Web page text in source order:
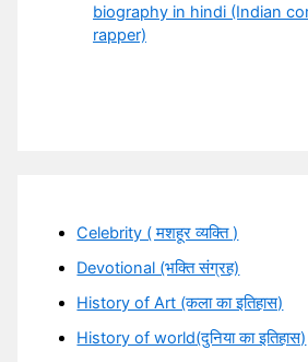
biography in hindi (Indian
rapper)
Celebrity ( मशहूर व्यक्ति )
Devotional (भक्ति संग्रह)
History of Art (कला का इतिहास)
History of world(दुनिया का इतिहास)